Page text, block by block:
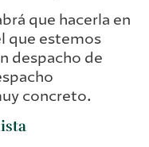
que hacerla en
que estemos
despacho de
concreto.